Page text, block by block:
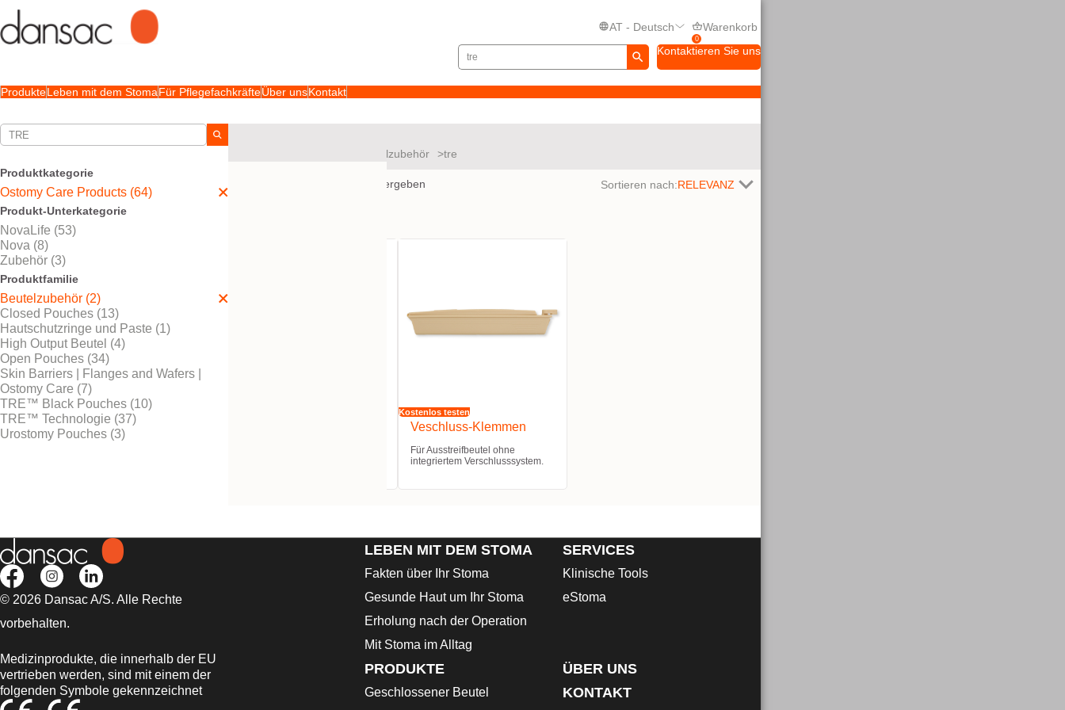
AT - Deutsch
0
Warenkorb
Kontaktieren Sie uns
ProdukteLeben mit dem StomaFür PflegefachkräfteÜber unsKontakt
Produktkategorie
Ostomy Care Products (64)
Produkt-Unterkategorie
NovaLife (53)
Nova (8)
Zubehör (3)
Produktfamilie
Beutelzubehör (2)
Closed Pouches (13)
Hautschutzringe und Paste (1)
High Output Beutel (4)
Open Pouches (34)
Skin Barriers | Flanges and Wafers |
Ostomy Care (7)
TRE™ Black Pouches (10)
TRE™ Technologie (37)
Urostomy Pouches (3)
Beutelzubehör tre
Ergebnisse ergeben Sortieren nach:
Kostenlos testen
Veschluss-Klemmen
Für Ausstreifbeutel ohne
integriertem Verschlusssystem.
© 2026 Dansac A/S. Alle Rechte
vorbehalten.
Medizinprodukte, die innerhalb der EU
vertrieben werden, sind mit einem der
folgenden Symbole gekennzeichnet
LEBEN MIT DEM STOMA
Fakten über Ihr Stoma
Gesunde Haut um Ihr Stoma
Erholung nach der Operation
Mit Stoma im Alltag
SERVICES
Klinische Tools
eStoma
PRODUKTE
Geschlossener Beutel
ÜBER UNS
KONTAKT